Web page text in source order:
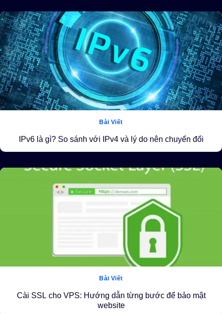
Bài Viết
IPv6 là gì? So sánh với IPv4 và lý do nên chuyển đổi
Bài Viết
Cài SSL cho VPS: Hướng dẫn từng bước để bảo mật
website